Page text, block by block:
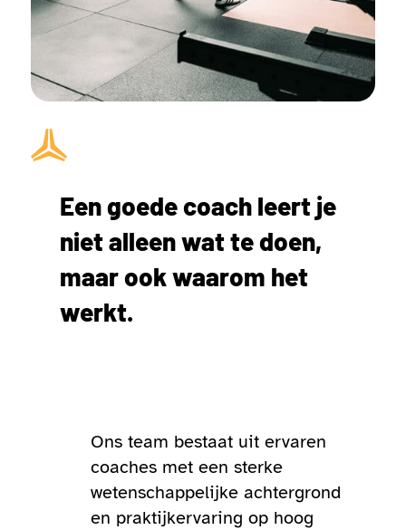
Een goede coach leert je
niet alleen wat te doen,
maar ook waarom het
werkt.
Ons team bestaat uit ervaren
coaches met een sterke
wetenschappelijke achtergrond
en praktijkervaring op hoog